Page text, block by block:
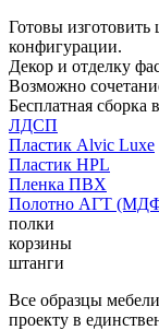
Готовы
конфигурации.
Декор и отделку
Возможно
Бесплатная сборка
ЛДСП
Пластик Alvic Luxe
Пластик HPL
Пленка ПВХ
Полотно АГТ
полки
корзины
штанги
Все образцы
проекту в